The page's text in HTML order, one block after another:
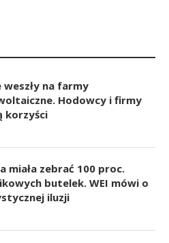
weszły na farmy
Hodowcy i firmy
korzyści
miała zebrać 100 proc.
butelek. WEI mówi o
iluzji